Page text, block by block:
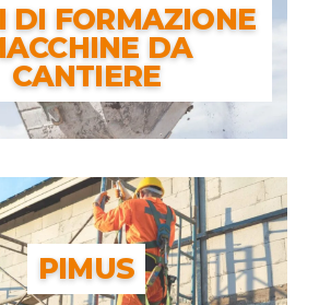
DI FORMAZIONE
DA CANTIERE
DI FORMAZIONE
DA
CANTIERE
PIMUS